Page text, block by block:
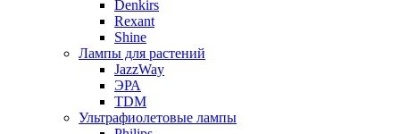
Denkirs
Rexant
Shine
Лампы для растений
JazzWay
ЭРА
TDM
Ультрафиолетовые лампы